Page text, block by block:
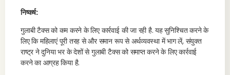
निष्कर्ष:
गुलाबी टैक्स को कम करने के लिए कार्रवाई की जा रही है. यह सुनिश्चित करने के
लिए कि महिलाएं पूरी तरह से और समान रूप से अर्थव्यवस्था में भाग लें, संयुक्त
राष्ट्र ने दुनिया भर के देशों से गुलाबी टैक्स को समाप्त करने के लिए कार्रवाई
करने का आग्रह किया है.